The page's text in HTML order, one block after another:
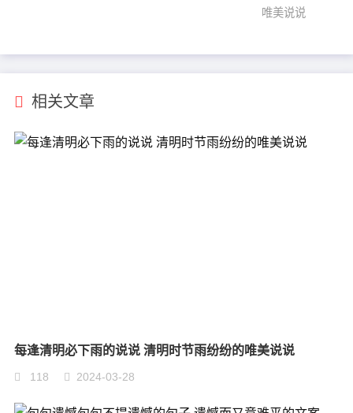
唯美说说
相关文章
每逢清明必下雨的说说 清明时节雨纷纷的唯美说说
118 2024-03-28